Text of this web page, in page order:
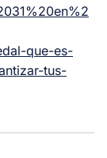
que-es-
tus-